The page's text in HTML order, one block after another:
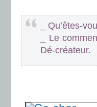
_ Qu’êtes-
_ Le
Dé-créateur.